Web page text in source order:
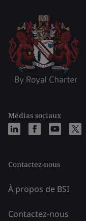
Médias sociaux
Contactez-nous
À propos de BSI
Contactez-nous